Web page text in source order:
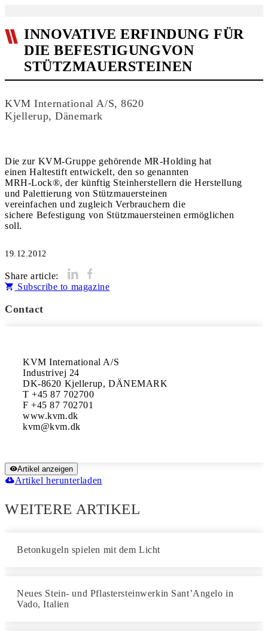
INNOVATIVE ERFINDUNG FÜR
DIE BEFESTIGUNGVON
STÜTZMAUERSTEINEN
KVM International A/S, 8620
Kjellerup, Dänemark
Die zur KVM-Gruppe gehörende MR-Holding hat
einen Haltestift entwickelt, den so genannten
MRH-Lock®, der künftig Steinherstellern die Herstellung
und Palettierung von Stützmauersteinen
vereinfachen und zugleich Verbrauchern die
sichere Befestigung von Stützmauersteinen ermöglichen
soll.
19.12.2012
Share article:
Subscribe to magazine
Contact
KVM International A/S
Industrivej 24
DK-8620 Kjellerup, DÄNEMARK
T +45 87 702700
F +45 87 702701
www.kvm.dk
Artikel anzeigen
Artikel herunterladen
WEITERE ARTIKEL
Betonkugeln spielen mit dem Licht
Neues Stein- und Pflastersteinwerkin Sant’Angelo in
Vado, Italien